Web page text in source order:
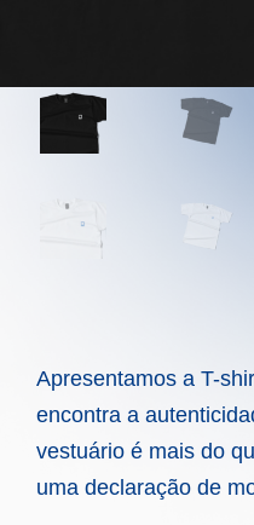
Apresentamos a T-
encontra a
vestuário é mais do
uma declaração de